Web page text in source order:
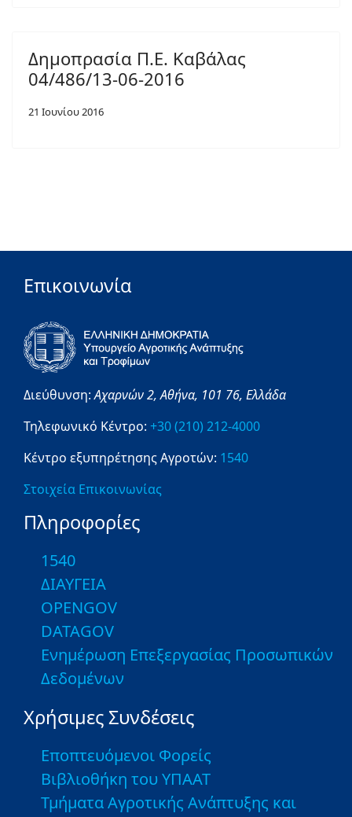
Δημοπρασία Π.Ε. Καβάλας
04/486/13-06-2016
21 Ιουνίου 2016
Επικοινωνία
Διεύθυνση:Αχαρνών 2,Αθήνα, 101 76, Ελλάδα
Τηλεφωνικό Κέντρο: +30 (210) 212-4000
Κέντρο εξυπηρέτησης Αγροτών: 1540
Στοιχεία Επικοινωνίας
Πληροφορίες
1540
ΔΙΑΥΓΕΙΑ
OPENGOV
DATAGOV
Ενημέρωση Επεξεργασίας Προσωπικών
Δεδομένων
Χρήσιμες Συνδέσεις
Εποπτευόμενοι Φορείς
Βιβλιοθήκη του ΥΠΑΑΤ
Τμήματα Αγροτικής Ανάπτυξης και